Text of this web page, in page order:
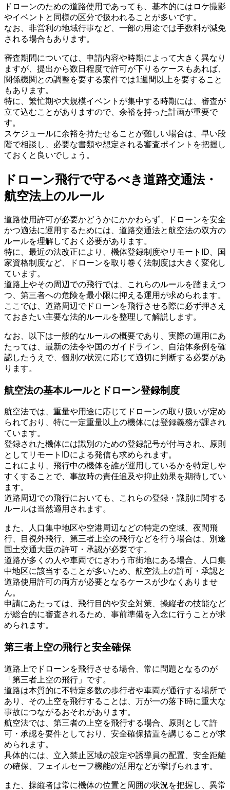
ドローンのための道路使用であっても、基本的にはロケ撮影
やイベントと同様の区分で扱われることが多いです。
なお、非営利の地域行事など、一部の用途では手数料が減免
される場合もあります。
審査期間については、申請内容や時期によって大きく異なり
ますが、提出から数日程度で許可が下りるケースもあれば、
関係機関との調整を要する案件では1週間以上を要すること
もあります。
特に、繁忙期や大規模イベントが集中する時期には、審査が
立て込むことがありますので、余裕を持った計画が重要で
す。
スケジュールに余裕を持たせることが難しい場合は、早い段
階で相談し、必要な書類や想定される審査ポイントを把握し
ておくと良いでしょう。
ドローン飛行で守るべき道路交通法・
航空法上のルール
道路使用許可が必要かどうかにかかわらず、ドローンを安全
かつ適法に運用するためには、道路交通法と航空法の双方の
ルールを理解しておく必要があります。
特に、最近の法改正により、機体登録制度やリモートID、国
家資格制度など、ドローンを取り巻く法制度は大きく変化し
ています。
道路上やその周辺での飛行では、これらのルールを踏まえつ
つ、第三者への危険を最小限に抑える運用が求められます。
ここでは、道路周辺でドローンを飛行させる際に必ず押さえ
ておきたい主要な法的ルールを整理して解説します。
なお、以下は一般的なルールの概要であり、実際の運用にあ
たっては、最新の法令や国のガイドライン、自治体条例を確
認したうえで、個別の状況に応じて適切に判断する必要があ
ります。
航空法の基本ルールとドローン登録制度
航空法では、重量や用途に応じてドローンの取り扱いが定め
られており、特に一定重量以上の機体には登録義務が課され
ています。
登録された機体には識別のための登録記号が付与され、原則
としてリモートIDによる発信も求められます。
これにより、飛行中の機体を誰が運用しているかを特定しや
すくすることで、事故時の責任追及や抑止効果を期待してい
ます。
道路周辺での飛行においても、これらの登録・識別に関する
ルールは当然適用されます。
また、人口集中地区や空港周辺などの特定の空域、夜間飛
行、目視外飛行、第三者上空の飛行などを行う場合は、別途
国土交通大臣の許可・承認が必要です。
道路が多くの人や車両でにぎわう市街地にある場合、人口集
中地区に該当することが多いため、航空法上の許可・承認と
道路使用許可の両方が必要となるケースが少なくありませ
ん。
申請にあたっては、飛行目的や安全対策、操縦者の技能など
が総合的に審査されるため、事前準備を入念に行うことが求
められます。
第三者上空の飛行と安全確保
道路上でドローンを飛行させる場合、常に問題となるのが
「第三者上空の飛行」です。
道路は本質的に不特定多数の歩行者や車両が通行する場所で
あり、その上空を飛行することは、万が一の落下時に重大な
事故につながるおそれがあります。
航空法では、第三者の上空を飛行する場合、原則として許
可・承認を要件としており、安全確保措置を講じることが求
められます。
具体的には、立入禁止区域の設定や誘導員の配置、安全距離
の確保、フェイルセーフ機能の活用などが挙げられます。
また、操縦者は常に機体の位置と周囲の状況を把握し、異常